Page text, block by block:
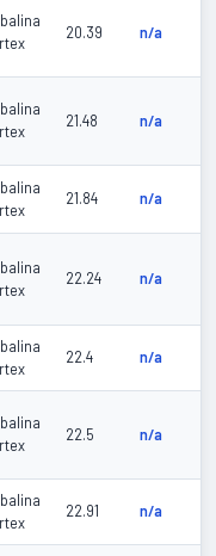
20.39 n/a
21.48 n/a
21.84 n/a
22.24 n/a
22.4 n/a
22.5 n/a
22.91 n/a